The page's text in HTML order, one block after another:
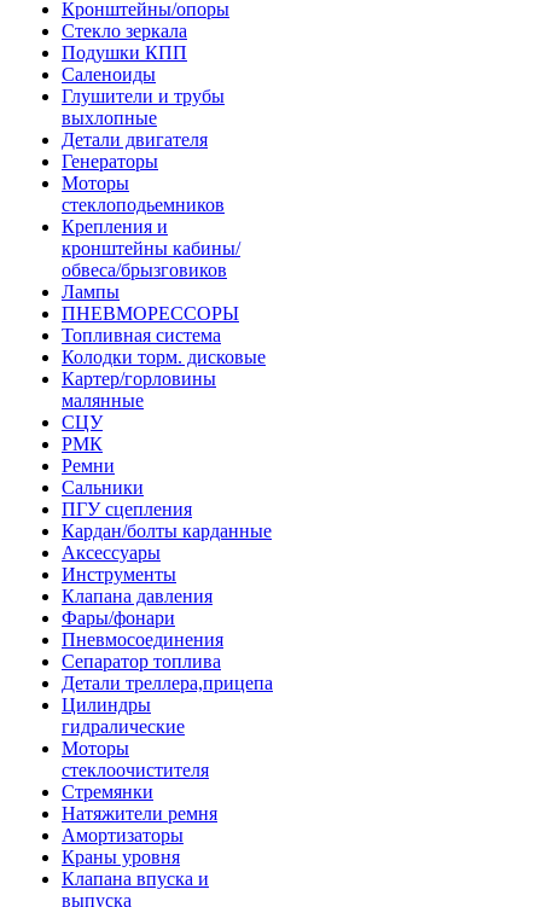
Кронштейны/опоры
Стекло зеркала
Подушки КПП
Саленоиды
Глушители и трубы
выхлопные
Детали двигателя
Генераторы
Моторы
стеклоподьемников
Крепления и
кронштейны кабины/
обвеса/брызговиков
Лампы
ПНЕВМОРЕССОРЫ
Топливная система
Колодки торм. дисковые
Картер/горловины
малянные
СЦУ
РМК
Ремни
Сальники
ПГУ сцепления
Кардан/болты карданные
Аксессуары
Инструменты
Клапана давления
Фары/фонари
Пневмосоединения
Сепаратор топлива
Детали треллера,прицепа
Цилиндры
гидралические
Моторы
стеклоочистителя
Стремянки
Натяжители ремня
Амортизаторы
Краны уровня
Клапана впуска и
выпуска